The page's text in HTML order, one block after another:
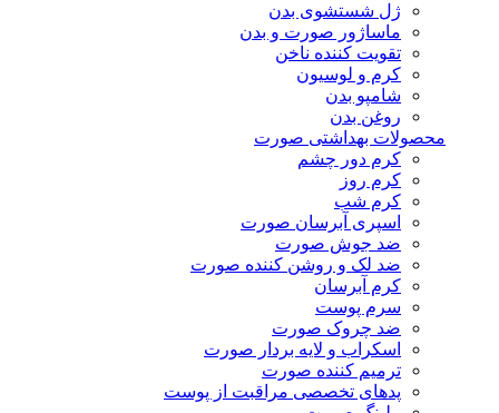
ژل شستشوی بدن
ماساژور صورت و بدن
تقویت کننده ناخن
کرم و لوسیون
شامپو بدن
روغن بدن
محصولات بهداشتی صورت
کرم دور چشم
کرم روز
کرم شب
اسپری آبرسان صورت
ضد جوش صورت
ضد لک و روشن کننده صورت
کرم آبرسان
سرم پوست
ضد چروک صورت
اسکراب و لایه بردار صورت
ترمیم کننده صورت
پدهای تخصصی مراقبت از پوست